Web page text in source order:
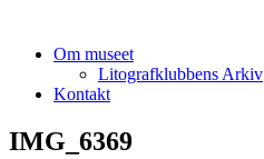
Om museet
Litografklubbens Arkiv
Kontakt
IMG_6369